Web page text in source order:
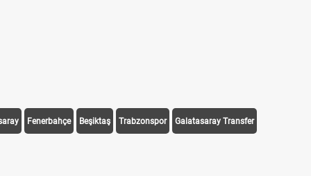
Fenerbahçe Beşiktaş Trabzonspor Galatasaray Transfer